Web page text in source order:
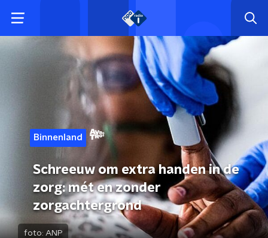
Binnenland
Schreeuw om extra handen in de
zorg: mét en zonder
zorgachtergrond
foto: ANP